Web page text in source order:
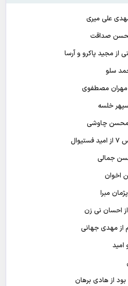
علی میری
محسن صداقت
از مجید پاکرو و آرسا
سلو
مهران مصطفوی
خلسه
محسن چاوشی
جمالی
اخوان
مبرا
احسان نی زن
از مهدی جهانی
امید
از هادی برهان